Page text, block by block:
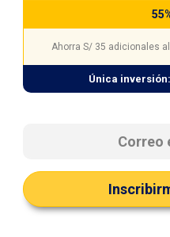
Ahorra S/ 35 adicionales
Única inversión: